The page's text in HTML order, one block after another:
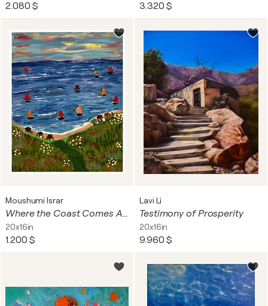
2.080 $ 3.320 $
Moushumi Israr
Where the Coast Comes Alive
20x16in
1.200 $
Lavi Li
Testimony of Prosperity
20x16in
9.960 $